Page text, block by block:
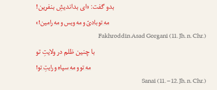
بدو گفت: «ای بداندیشِ بنفرین!
مه تو بادیّومه ویسومه رامین!»
Fakhroddin Asad Gorgani(11. Jh. n. Chr.)
با چنین ظلم در ولایتِ تو
مه توومه سپاه و رایتِ تو!
Sanai(11. – 12. Jh. n. Chr.)